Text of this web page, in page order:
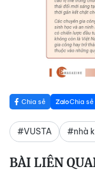
Chia sẻ Chia sẻ
#VUSTA #nhà
BÀI LIÊN